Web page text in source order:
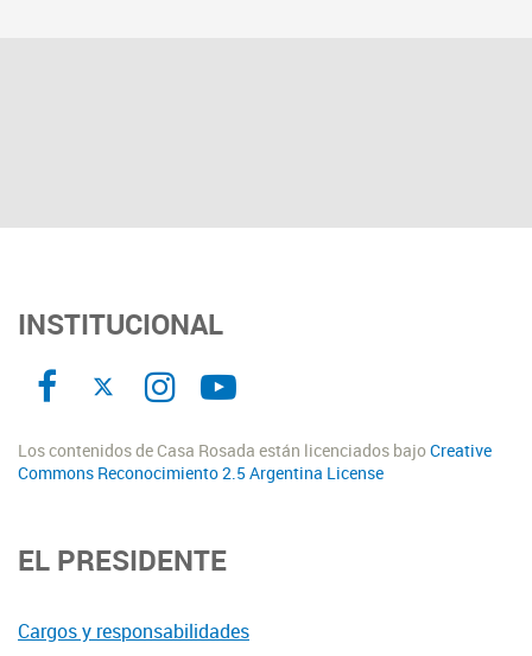
INSTITUCIONAL
Los contenidos de Casa Rosada están licenciados bajoCreative
Commons Reconocimiento 2.5 Argentina License
EL PRESIDENTE
Cargos y responsabilidades